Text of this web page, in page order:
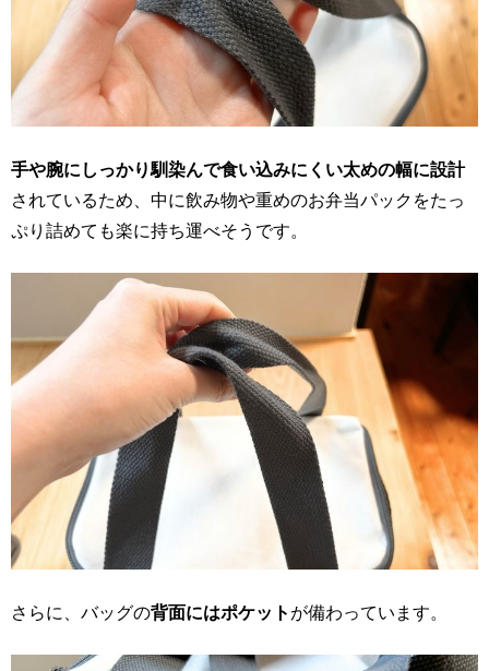
手や腕にしっかり馴染んで食い込みにくい太めの幅に設計
されているため、中に飲み物や重めのお弁当パックをたっ
ぷり詰めても楽に持ち運べそうです。
さらに、バッグの背面にはポケットが備わっています。